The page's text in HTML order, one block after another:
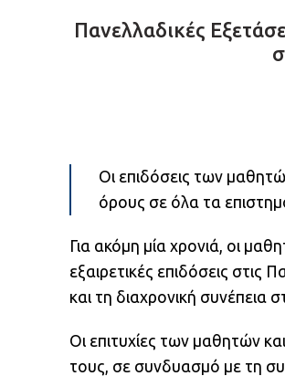
Πανελλαδικές
Οι επιδόσεις των
όρους σε όλα τα
Για ακόμη μία χρονιά, οι
εξαιρετικές επιδόσεις
και τη διαχρονική συνέπεια
Οι επιτυχίες των μαθητών
τους, σε συνδυασμό με τη